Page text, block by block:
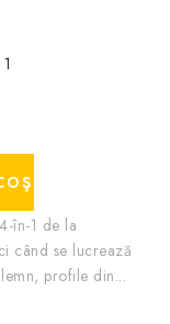
în-1 de la
când se lucrează
profile din...